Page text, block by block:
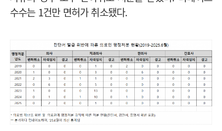
수수는 1건만 면허가 취소됐다.